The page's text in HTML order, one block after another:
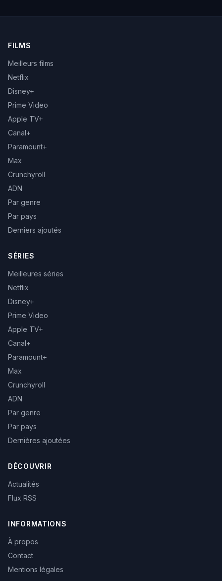
FILMS
Meilleurs films
Netflix
Disney+
Prime Video
Apple TV+
Canal+
Paramount+
Max
Crunchyroll
ADN
Par genre
Par pays
Derniers ajoutés
SÉRIES
Meilleures séries
Netflix
Disney+
Prime Video
Apple TV+
Canal+
Paramount+
Max
Crunchyroll
ADN
Par genre
Par pays
Dernières ajoutées
DÉCOUVRIR
Actualités
Flux RSS
INFORMATIONS
À propos
Contact
Mentions légales